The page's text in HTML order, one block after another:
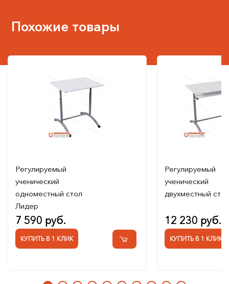
Похожие товары
Регулируемый
ученический
одноместный стол
Лидер
7 590 руб.
КУПИТЬ В 1 КЛИК
Регулируемый
ученический
двухместный
12 230 руб.
КУПИТЬ В 1 КЛИК